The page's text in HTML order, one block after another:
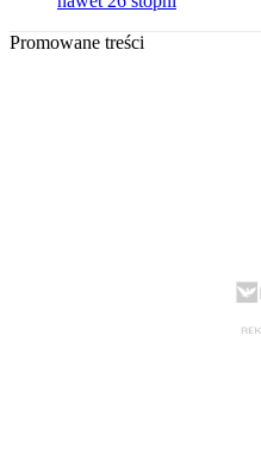
Promowane treści